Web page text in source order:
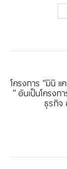
โครงการ “มินิ
” อันเป็นโครงก
ธุรกิจ